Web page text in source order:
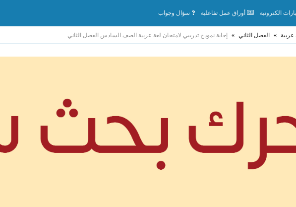
الكترونية أوراق عمل تفاعلية سؤال وجواب
عربية » الفصل الثاني » إجابة نموذج تدريبي لامتحان لغة عربية الصف السادس الفصل الثاني